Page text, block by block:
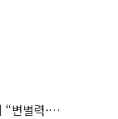
수능 절대평가·서논술형 공론화⋯입시업계 “변별력·사교육 대책 먼저”